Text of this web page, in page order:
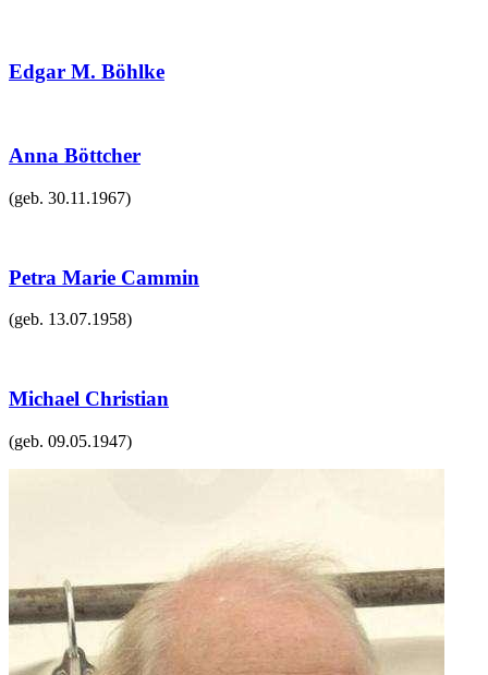
Edgar M. Böhlke
Anna Böttcher
(geb. 30.11.1967)
Petra Marie Cammin
(geb. 13.07.1958)
Michael Christian
(geb. 09.05.1947)